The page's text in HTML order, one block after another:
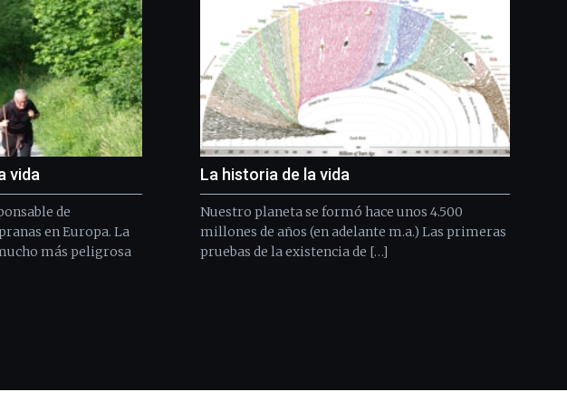
vida
de
en Europa. La
más peligrosa
La historia de la vida
Nuestro planeta se formó hace unos 4.500
millones de años (en adelante m.a.) Las primeras
pruebas de la existencia de […]